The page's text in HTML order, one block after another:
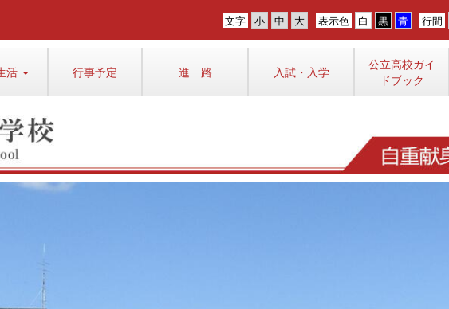
行間
表示色
文字
活 行事予定 進 路 入試・入学
公立高校ガイ
ドブック